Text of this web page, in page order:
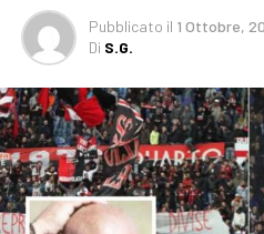
Pubblicato il 1 Ottobre,
Di S.G.